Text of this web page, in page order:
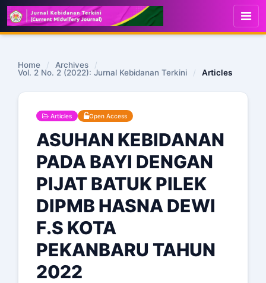
Home / Archives
/
Vol. 2 No. 2 (2022): Jurnal Kebidanan Terkini
/ Articles
Articles Open Access
ASUHAN KEBIDANAN
PADA BAYI DENGAN
PIJAT BATUK PILEK
DIPMB HASNA DEWI
F.S KOTA
PEKANBARU TAHUN
2022